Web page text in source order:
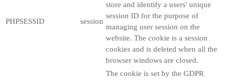
PHPSESSID session
store and identify a users' unique
session ID for the purpose of
managing user session on the
website. The cookie is a session
cookies and is deleted when all the
browser windows are closed.
The cookie is set by the GDPR